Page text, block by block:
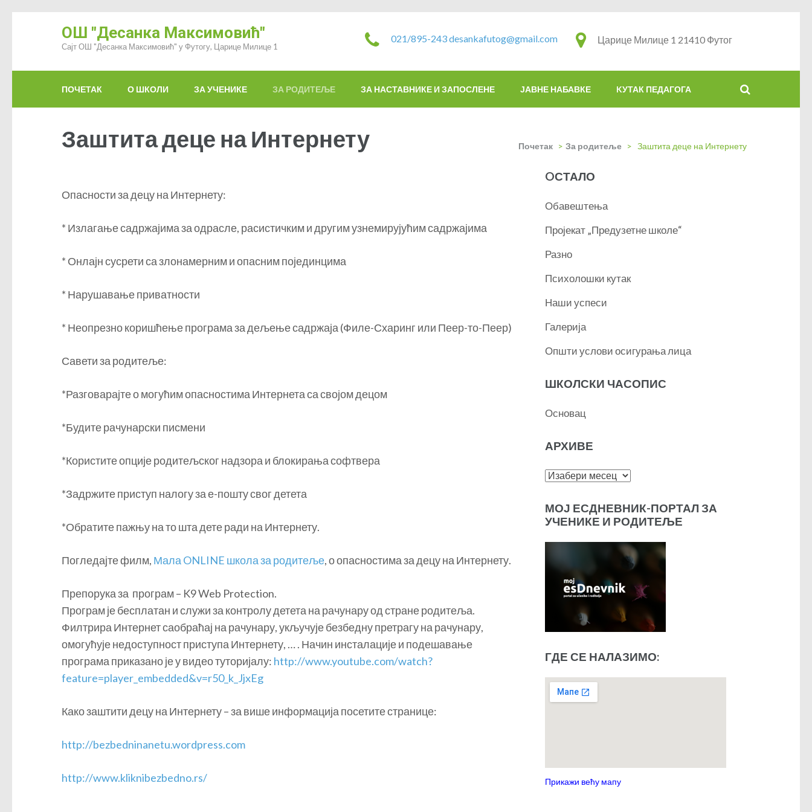
ОШ "Десанка Максимовић"
Сајт ОШ "Десанка Максимовић" у Футогу, Царице Милице 1
Царице Милице 1 21410 Футог
021/895-243desankafutog@gmail.com
ПОЧЕТАК О ШКОЛИ ЗА УЧЕНИКЕ ЗА РОДИТЕЉЕ ЗА НАСТАВНИКЕ И ЗАПОСЛЕНЕ ЈАВНЕ НАБАВКЕ KУТАК ПЕДАГОГА
Заштита деце на Интернету Почетак > За родитеље > Заштита деце на Интернету
Опасности за децу на Интернету:
* Излагање садржајима за одрасле, расистичким и другим узнемирујућим садржајима
* Онлајн сусрети са злонамерним и опасним појединцима
* Нарушавање приватности
* Неопрезно коришћење програма за дељење садржаја (Филе-Схаринг или Пеер-то-Пеер)
Савети за родитеље:
*Разговарајте о могућим опасностима Интернета са својом децом
*Будите рачунарски писмени
*Користите опције родитељског надзора и блокирања софтвера
*Задржите приступ налогу за е-пошту свог детета
*Обратите пажњу на то шта дете ради на Интернету.
Погледајте филм, Мала ONLINE школа за родитеље, о опасностима за децу на Интернету.
Препорука за програм – K9 Web Protection.
Програм је бесплатан и служи за контролу детета на рачунару од стране родитеља.
Филтрира Интернет саобраћај на рачунару, укључује безбедну претрагу на рачунару,
омогућује недоступност приступа Интернету, … . Начин инсталације и подешавање
програма приказано је у видео туторијалу: http://www.youtube.com/watch?
feature=player_embedded&v=r50_k_JjxEg
Како заштити децу на Интернету – за више информација посетите странице:
http://bezbedninanetu.wordpress.com
http://www.kliknibezbedno.rs/
OСТАЛО
Обавештења
Пројекат „Предузетне школе“
Разно
Психолошки кутак
Наши успеси
Галерија
Општи услови осигурања лица
ШКОЛСКИ ЧАСОПИС
Основац
АРХИВЕ
Архиве
МОЈ ЕСДНЕВНИК-ПОРТАЛ ЗА
УЧЕНИКЕ И РОДИТЕЉЕ
ГДЕ СЕ НАЛАЗИМО:
Прикажи већу мапу